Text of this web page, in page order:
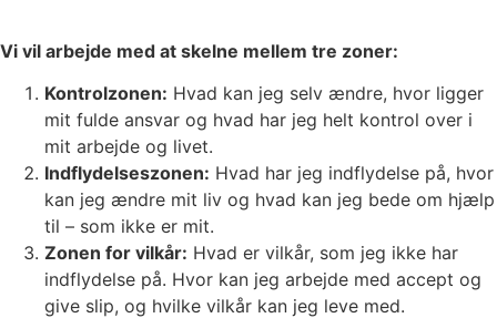
Vi vil arbejde med at skelne mellem tre zoner:
Kontrolzonen: Hvad kan jeg selv ændre, hvor ligger
mit fulde ansvar og hvad har jeg helt kontrol over i
mit arbejde og livet.
Indflydelseszonen: Hvad har jeg indflydelse på, hvor
kan jeg ændre mit liv og hvad kan jeg bede om hjælp
til – som ikke er mit.
Zonen for vilkår: Hvad er vilkår, som jeg ikke har
indflydelse på. Hvor kan jeg arbejde med accept og
give slip, og hvilke vilkår kan jeg leve med.